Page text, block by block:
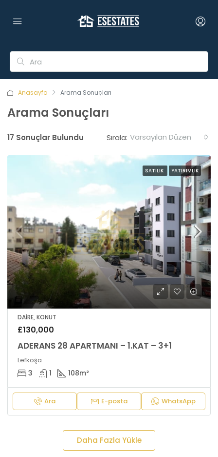
Anasayfa Arama Sonuçları
Arama Sonuçları
17 Sonuçlar Bulundu Sırala: Varsayılan Düzen
SATILIK YATIRIMLIK
DAIRE, KONUT
£130,000
ADERANS 28 APARTMANI – 1.KAT – 3+1
Lefkoşa
3 1 108m²
Ara E-posta WhatsApp
Daha Fazla Yükle